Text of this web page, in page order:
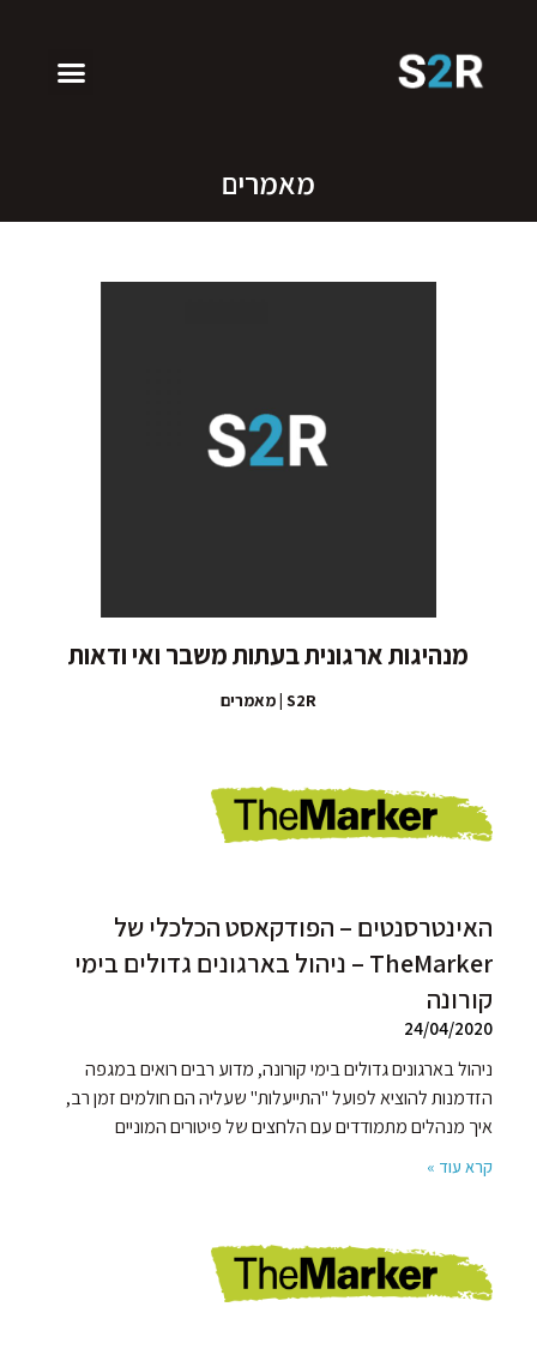
מאמרים
מנהיגות ארגונית בעתות משבר ואי ודאות
S2R | מאמרים
האינטרסנטים – הפודקאסט הכלכלי של
TheMarker – ניהול בארגונים גדולים בימי
קורונה
24/04/2020
ניהול בארגונים גדולים בימי קורונה, מדוע רבים רואים במגפה
הזדמנות להוציא לפועל "התייעלות" שעליה הם חולמים זמן רב,
איך מנהלים מתמודדים עם הלחצים של פיטורים המוניים
קרא עוד »